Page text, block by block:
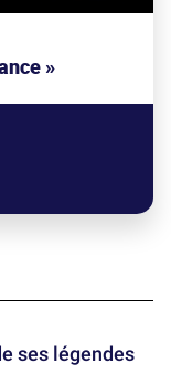
»
ses légendes